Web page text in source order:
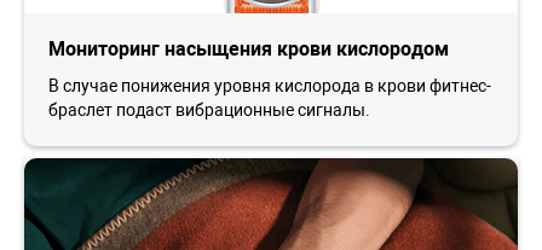
Мониторинг насыщения крови кислородом
В случае понижения уровня кислорода в крови фитнес-
браслет подаст вибрационные сигналы.